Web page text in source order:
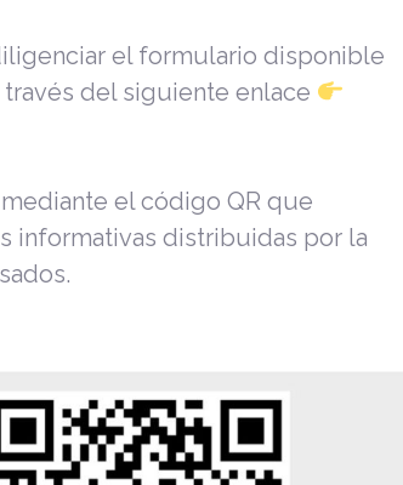
el formulario disponible
del siguiente enlace
el código QR que
informativas distribuidas por la